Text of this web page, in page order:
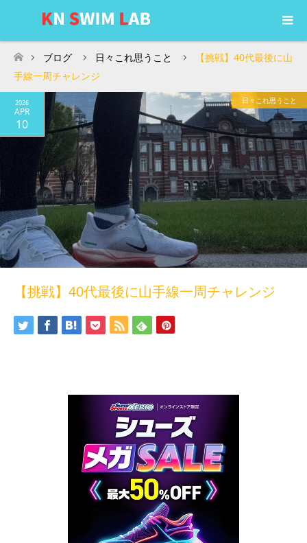
ホーム
ブログ 日々これ思うこと
【挑戦】40代最後に山
手線一周チャレンジ
2026
APR
10
日々これ思うこと
【挑戦】40代最後に山手線一周チャレンジ